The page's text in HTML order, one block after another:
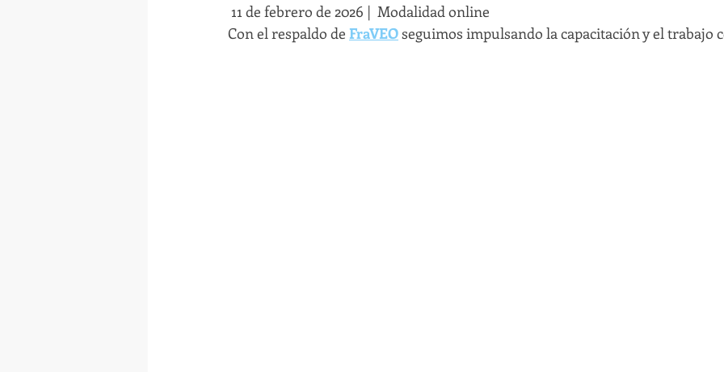
11 de febrero de 2026 |  Modalidad online
Con el respaldo de FraVEO seguimos impulsando la capacitación y el trabajo